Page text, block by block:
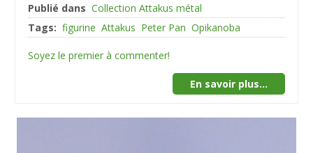
Publié dans Collection Attakus métal
Tags: figurine Attakus Peter Pan Opikanoba
Soyez le premier à commenter!
En savoir plus...